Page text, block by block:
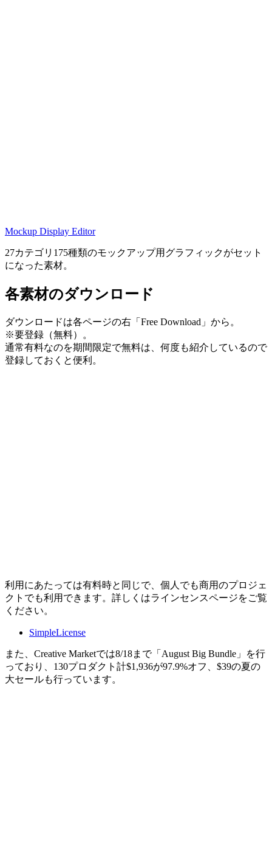
Mockup Display Editor
27カテゴリ175種類のモックアップ用グラフィックがセット
になった素材。
各素材のダウンロード
ダウンロードは各ページの右「Free Download」から。
※要登録（無料）。
通常有料なのを期間限定で無料は、何度も紹介しているので
登録しておくと便利。
利用にあたっては有料時と同じで、個人でも商用のプロジェ
クトでも利用できます。詳しくはラインセンスページをご覧
ください。
SimpleLicense
また、Creative Marketでは8/18まで「August Big Bundle」を行
っており、130プロダクト計$1,936が97.9%オフ、$39の夏の
大セールも行っています。